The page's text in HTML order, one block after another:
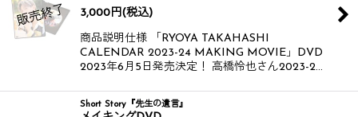
3,000 円(税込)
商品説明仕様 「RYOYA TAKAHASHI
CALENDAR 2023-24 MAKING MOVIE」DVD
2023年6月5日発売決定！ 高橋怜也さん2023-2…
Short Story『先生の遺言』